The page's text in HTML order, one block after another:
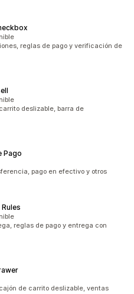
reglas de pago y verificación de
deslizable, barra de
Pago
pago en efectivo y otros
reglas de pago y entrega con
de carrito deslizable, ventas